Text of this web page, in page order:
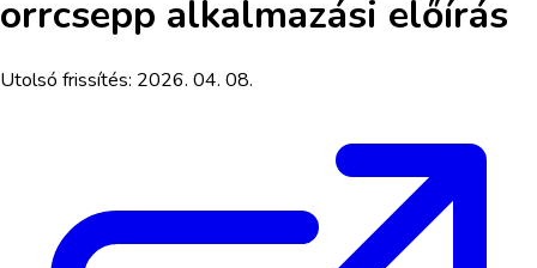
orrcsepp alkalmazási előírás
Utolsó frissítés: 2026. 04. 08.